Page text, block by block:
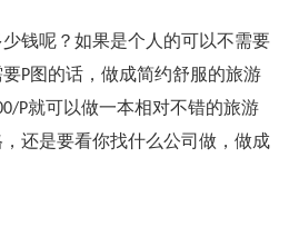
钱呢？如果是个人的可以不需要
P图的话，做成简约舒服的旅游
P就可以做一本相对不错的旅游
还是要看你找什么公司做，做成